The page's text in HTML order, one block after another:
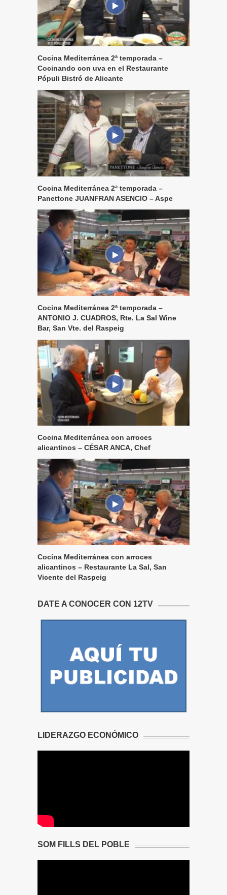
Cocina Mediterránea 2ª temporada –
Cocinando con uva en el Restaurante
Pópuli Bistró de Alicante
Cocina Mediterránea 2ª temporada –
Panettone JUANFRAN ASENCIO – Aspe
Cocina Mediterránea 2ª temporada –
ANTONIO J. CUADROS, Rte. La Sal Wine
Bar, San Vte. del Raspeig
Cocina Mediterránea con arroces
alicantinos – CÉSAR ANCA, Chef
Cocina Mediterránea con arroces
alicantinos – Restaurante La Sal, San
Vicente del Raspeig
DATE A CONOCER CON 12TV
LIDERAZGO ECONÓMICO
SOM FILLS DEL POBLE